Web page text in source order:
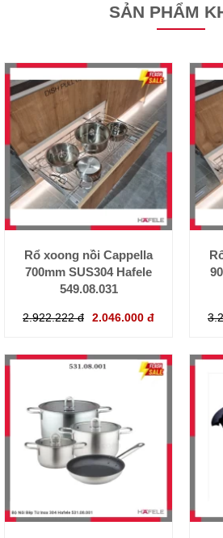
SẢN PHẨM
Rổ xoong nồi Cappella
700mm SUS304 Hafele
549.08.031
2.922.222 đ 2.046.000 đ